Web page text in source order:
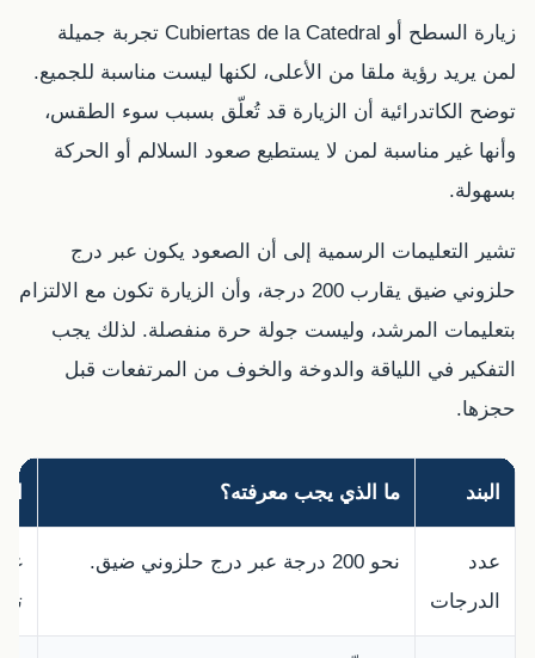
زيارة السطح أو Cubiertas de la Catedral تجربة جميلة
لمن يريد رؤية ملقا من الأعلى، لكنها ليست مناسبة للجميع.
توضح الكاتدرائية أن الزيارة قد تُعلّق بسبب سوء الطقس،
وأنها غير مناسبة لمن لا يستطيع صعود السلالم أو الحركة
بسهولة.
تشير التعليمات الرسمية إلى أن الصعود يكون عبر درج
حلزوني ضيق يقارب 200 درجة، وأن الزيارة تكون مع الالتزام
بتعليمات المرشد، وليست جولة حرة منفصلة. لذلك يجب
التفكير في اللياقة والدوخة والخوف من المرتفعات قبل
حجزها.
البند ما الذي يجب معرفته؟
عدد
الدرجات
نحو 200 درجة عبر درج حلزوني ضيق.